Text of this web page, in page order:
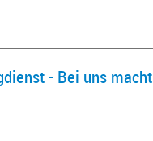
- Bei uns macht